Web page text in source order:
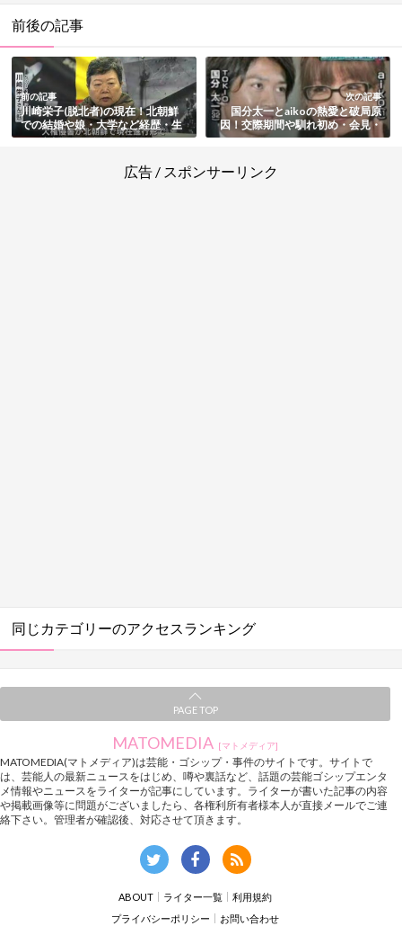
前後の記事
前の記事
川崎栄子(脱北者)の現在！北朝鮮
での結婚や娘・大学など経歴・生
い立ちと国籍や家族・今の活動ま
次の記事
国分太一とaikoの熱愛と破局原
因！交際期間や馴れ初め・会見・
その後もまとめ
広告 / スポンサーリンク
同じカテゴリーのアクセスランキング
PAGE TOP
MATOMEDIA [マトメディア]
MATOMEDIA(マトメディア)は芸能・ゴシップ・事件のサイトです。サイトで
は、芸能人の最新ニュースをはじめ、噂や裏話など、話題の芸能ゴシップエンタ
メ情報やニュースをライターが記事にしています。ライターが書いた記事の内容
や掲載画像等に問題がございましたら、各権利所有者様本人が直接メールでご連
絡下さい。管理者が確認後、対応させて頂きます。
ABOUT ライター一覧
利用規約
プライバシーポリシー
お問い合わせ